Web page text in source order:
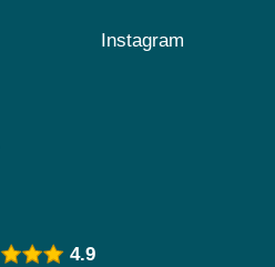
Instagram
4.9